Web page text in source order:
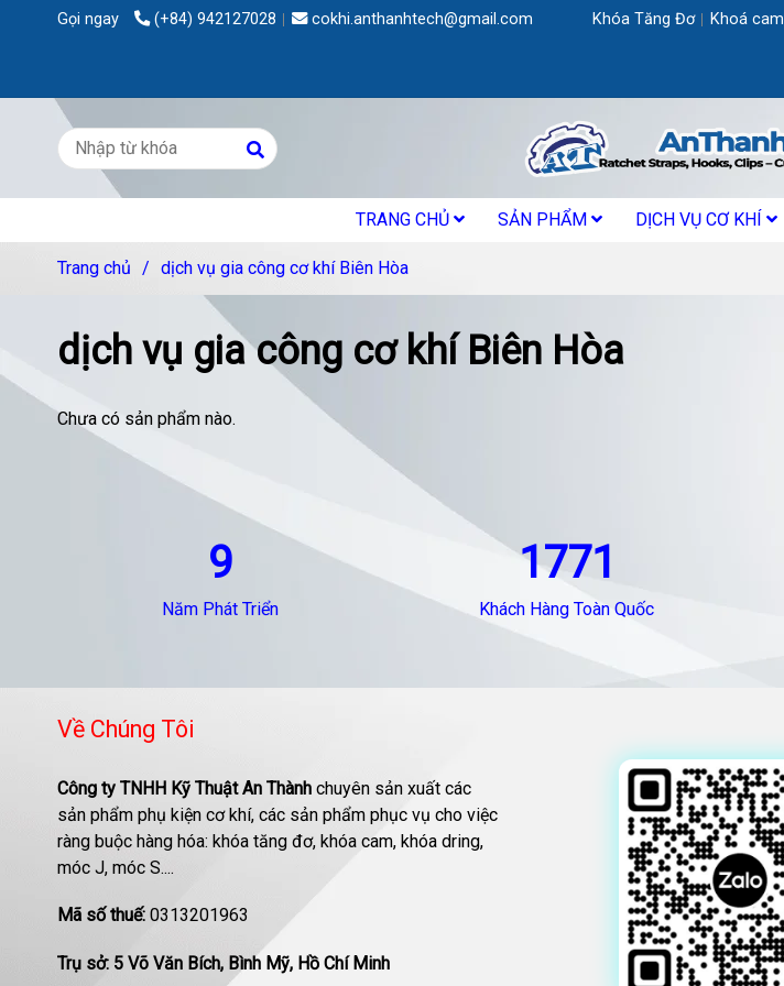
Gọi ngay (+84) 942127028 cokhi.anthanhtech@gmail.com Khóa Tăng Đơ Khoá cam
TRANG CHỦ SẢN PHẨM DỊCH VỤ CƠ KHÍ
Trang chủ / dịch vụ gia công cơ khí Biên Hòa
dịch vụ gia công cơ khí Biên Hòa
Chưa có sản phẩm nào.
9
Năm Phát Triển
1771
Khách Hàng Toàn Quốc
Về Chúng Tôi
Công ty TNHH Kỹ Thuật An Thành chuyên sản xuất các
sản phẩm phụ kiện cơ khí, các sản phẩm phục vụ cho việc
ràng buộc hàng hóa: khóa tăng đơ, khóa cam, khóa dring,
móc J, móc S....
Mã số thuế: 0313201963
Trụ sở: 5 Võ Văn Bích, Bình Mỹ, Hồ Chí Minh